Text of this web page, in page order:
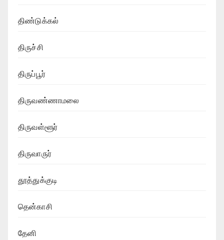
திண்டுக்கல்
திருச்சி
திருப்பூர்
திருவண்ணாமலை
திருவள்ளூர்
திருவாருர்
தூத்துக்குடி
தென்காசி
தேனி